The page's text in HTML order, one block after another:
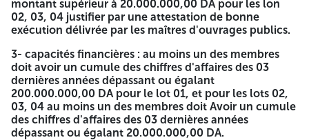
AVIS APPEL D'OFFRES OUVERT AVEC
EXIGENCES DE CAPACITÉS
MINIMALES
N° : 21 /DEP/2026
La direction des équipements publics de la Wilaya d'ORAN
lance un avis d'appel d'offres ouvert avec exigences de
capacités minimales pour :
montant supérieur à 20.000.000,00 DA pour les lon
02, 03, 04 justifier par une attestation de bonne
exécution délivrée par les maîtres d'ouvrages publics.
3- capacités financières : au moins un des membres
doit avoir un cumule des chiffres d'affaires des 03
dernières années dépassant ou égalant
200.000.000,00 DA pour le lot 01, et pour les lots 02,
03, 04 au moins un des membres doit Avoir un cumule
des chiffres d'affaires des 03 dernières années
dépassant ou égalant 20.000.000,00 DA.